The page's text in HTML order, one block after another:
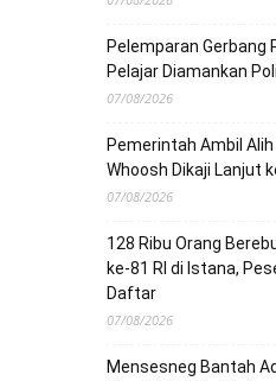
Pelemparan Gerbang
Pelajar Diamankan
07/08/2026
Pemerintah Ambil
Whoosh Dikaji Lanjut
07/08/2026
128 Ribu Orang
ke-81 RI di Istana,
Daftar
07/08/2026
Mensesneg Bantah